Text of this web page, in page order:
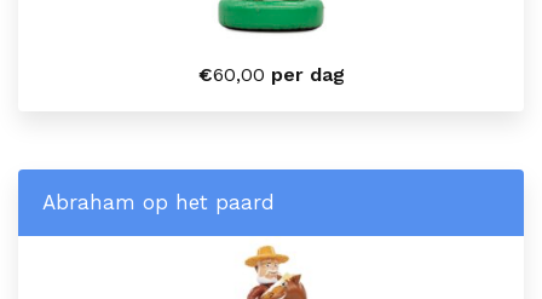
€60,00 per dag
Abraham op het paard